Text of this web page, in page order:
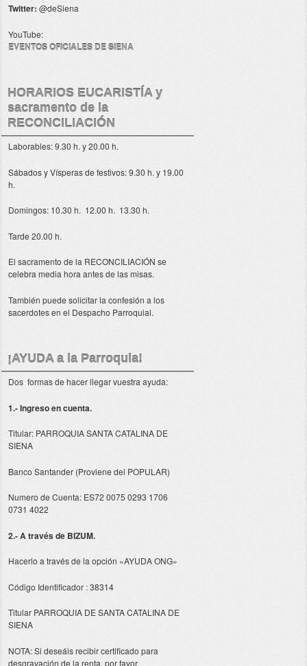
Twitter: @deSiena
YouTube:
EVENTOS OFICIALES DE SIENA
HORARIOS EUCARISTÍA y
sacramento de la
RECONCILIACIÓN
Laborables: 9.30 h. y 20.00 h.
Sábados y Vísperas de festivos: 9.30 h. y 19.00
h.
Domingos: 10.30 h. 12.00 h. 13.30 h.
Tarde 20.00 h.
El sacramento de la RECONCILIACIÓN se
celebra media hora antes de las misas.
También puede solicitar la confesión a los
sacerdotes en el Despacho Parroquial.
¡AYUDA a la Parroquia!
Dos formas de hacer llegar vuestra ayuda:
1.- Ingreso en cuenta.
Titular: PARROQUIA SANTA CATALINA DE
SIENA
Banco Santander (Proviene del POPULAR)
Numero de Cuenta: ES72 0075 0293 1706
0731 4022
2.- A través de BIZUM.
Hacerlo a través de la opción «AYUDA ONG»
Código Identificador : 38314
Titular PARROQUIA DE SANTA CATALINA DE
SIENA
NOTA: Si deseáis recibir certificado para
desgravación de la renta, por favor